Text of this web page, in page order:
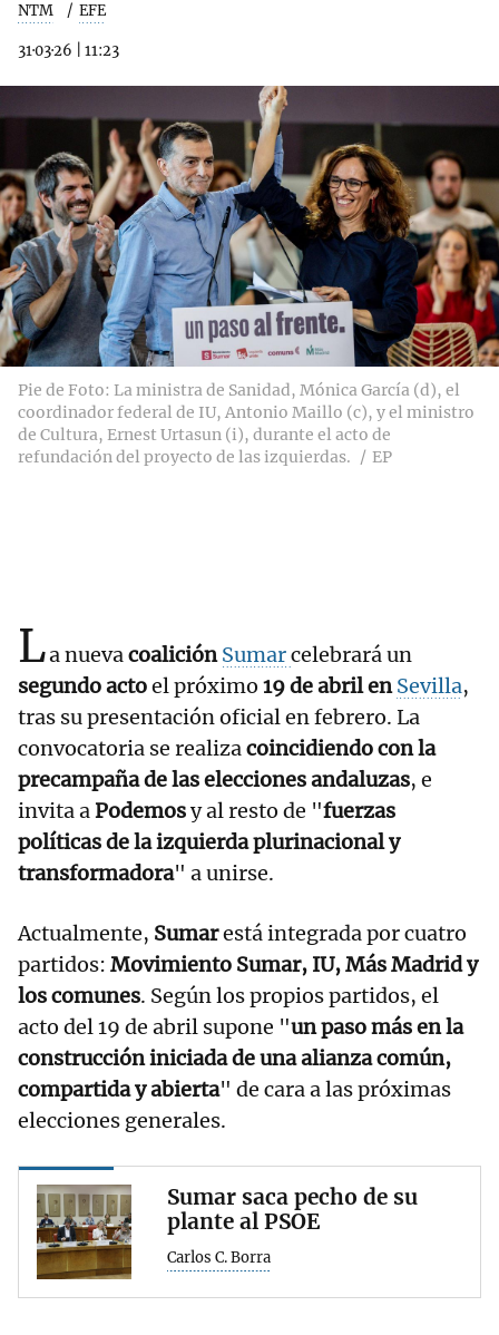
NTM EFE
31·03·26 11:23
Pie de Foto: La ministra de Sanidad, Mónica García (d), el
coordinador federal de IU, Antonio Maillo (c), y el ministro
de Cultura, Ernest Urtasun (i), durante el acto de
refundación del proyecto de las izquierdas.
EP
La nuevacoaliciónSumarcelebrará un
segundo actoel próximo 19 de abril enSevilla,
tras su presentación oficial en febrero. La
convocatoria se realizacoincidiendo con la
precampaña de las elecciones andaluzas, e
invita aPodemosy al resto de "fuerzas
políticas de la izquierda plurinacional y
transformadora" a unirse.
Actualmente, Sumarestá integrada por cuatro
partidos: Movimiento Sumar, IU, Más Madrid y
los comunes. Según los propios partidos, el
acto del 19 de abril supone "un paso más en la
construcción iniciada de una alianza común,
compartida y abierta" de cara a las próximas
elecciones generales.
Sumar saca pecho de su
plante al PSOE
Carlos C. Borra